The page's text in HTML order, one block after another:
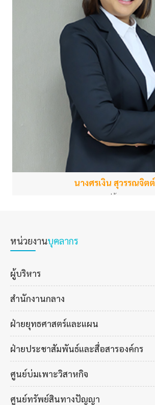
นางศรเงิน สุวรรณจิตต์
แม่บ้าน
หน่วยงานบุคลากร
ผู้บริหาร
สำนักงานกลาง
ฝ่ายยุทธศาสตร์และแผน
ฝ่ายประชาสัมพันธ์และสื่อสารองค์กร
ศูนย์บ่มเพาะวิสาหกิจ
ศูนย์ทรัพย์สินทางปัญญา